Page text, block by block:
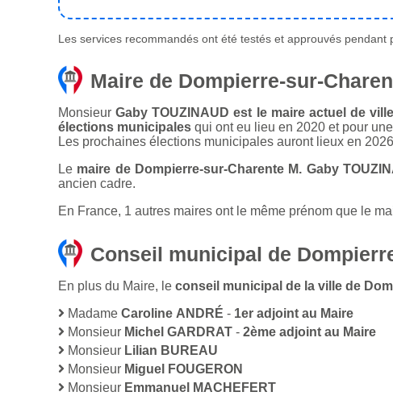
Les services recommandés ont été testés et approuvés
Maire de Dompierre-sur-
MonsieurGaby TOUZINAUD est le maire actuel de
élections municipales qui ont eu lieu en 2020 et pour
Les prochaines élections municipales auront lieux en
Le maire de Dompierre-sur-Charente M. Gaby
ancien cadre.
En France, 1 autres maires ont le même prénom que le
Conseil municipal de
En plus du Maire, le conseil municipal de la ville de
Madame Caroline ANDRÉ - 1er adjoint au Maire
Monsieur Michel GARDRAT - 2ème adjoint au Maire
Monsieur Lilian BUREAU
Monsieur Miguel FOUGERON
Monsieur Emmanuel MACHEFERT